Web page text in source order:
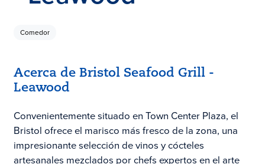
Comedor
Acerca de Bristol Seafood Grill -
Leawood
Convenientemente situado en Town Center Plaza, el
Bristol ofrece el marisco más fresco de la zona, una
impresionante selección de vinos y cócteles
artesanales mezclados por chefs expertos en el arte